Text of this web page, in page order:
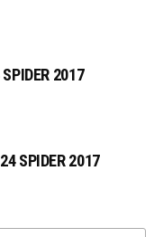
2017
SPIDER 2017